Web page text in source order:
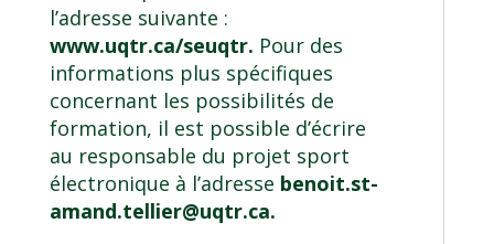
l’adresse suivante :
www.uqtr.ca/seuqtr. Pour des
informations plus spécifiques
concernant les possibilités de
formation, il est possible d’écrire
au responsable du projet sport
électronique à l’adresse benoit.st-
amand.tellier@uqtr.ca.